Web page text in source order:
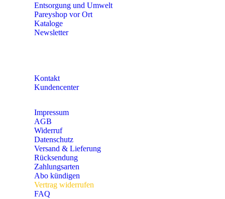
Entsorgung und Umwelt
Pareyshop vor Ort
Kataloge
Newsletter
Kontakt
Kundencenter
Impressum
AGB
Widerruf
Datenschutz
Versand & Lieferung
Rücksendung
Zahlungsarten
Abo kündigen
Vertrag widerrufen
FAQ